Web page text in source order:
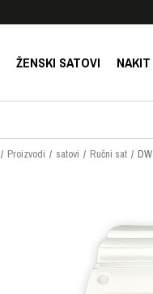
ŽENSKI SATOVI NAKIT
Proizvodi satovi Ručni sat